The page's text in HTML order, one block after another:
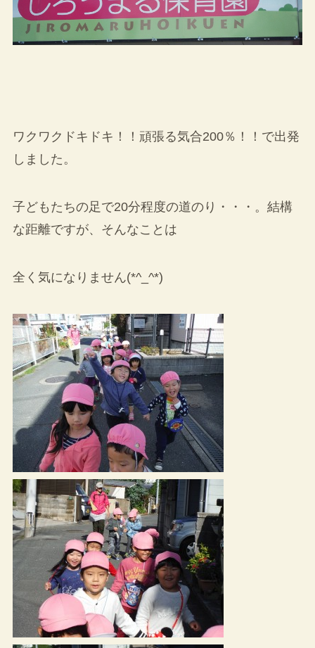
ワクワクドキドキ！！頑張る気合200％！！で出発
しました。
子どもたちの足で20分程度の道のり・・・。結構
な距離ですが、そんなことは
全く気になりません(*^_^*)